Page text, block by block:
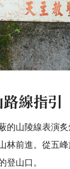
線指引
的山陵線表演
林前進。從五
山口。